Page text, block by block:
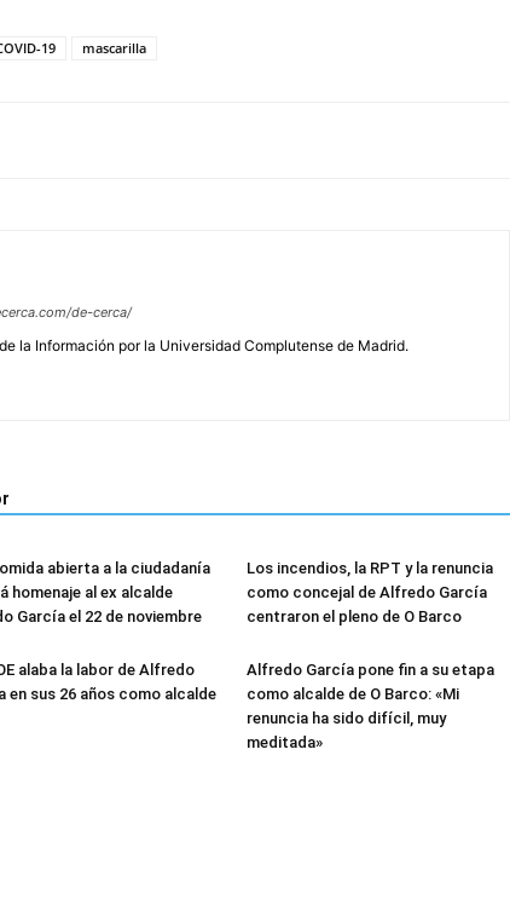
19 mascarilla
de-cerca/
la Información por la Universidad Complutense de Madrid.
abierta a la ciudadanía
homenaje al ex alcalde
García el 22 de noviembre
Los incendios, la RPT y la renuncia
como concejal de Alfredo García
centraron el pleno de O Barco
alaba la labor de Alfredo
en sus 26 años como alcalde
Alfredo García pone fin a su etapa
como alcalde de O Barco: «Mi
renuncia ha sido difícil, muy
meditada»